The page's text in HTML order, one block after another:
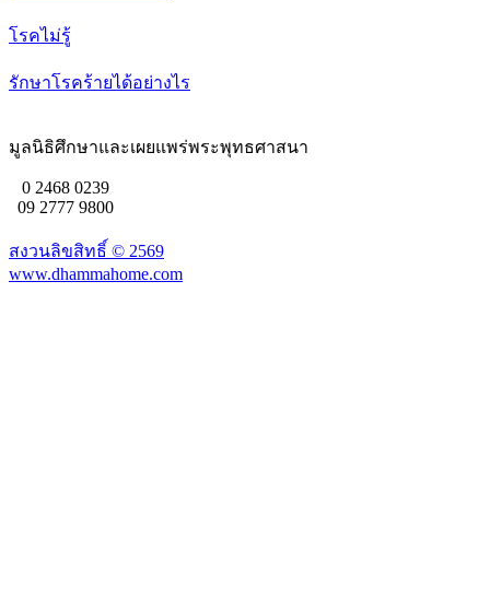
โรคไม่รู้
รักษาโรคร้ายได้อย่างไร
มูลนิธิศึกษาและเผยแพร่พระพุทธศาสนา
0 2468 0239
09 2777 9800
สงวนลิขสิทธิ์ © 2569
www.dhammahome.com